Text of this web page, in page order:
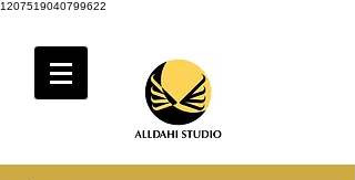
1207519040799622